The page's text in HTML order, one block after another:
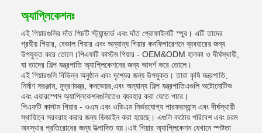
অ্যাপ্লিকেশনঃ
এই গিয়ারগুলির দাঁত পিচটি স্ট্যান্ডার্ড এবং দাঁত প্রোফাইলটি স্পুর। এটি তাদের
গ্রহীয় গিয়ার, বেভাল গিয়ার এবং অন্যান্য গিয়ার কনফিগারেশনে ব্যবহারের জন্য
উপযুক্ত করে তোলে।পিএফটি কাস্টম গিয়ার - OEM&ODM হালকা ও দীর্ঘস্থায়ী,
যা তাদের শিল্প যন্ত্রপাতি অ্যাপ্লিকেশনের জন্য আদর্শ করে তোলে।
এই গিয়ারগুলি বিভিন্ন অনুষ্ঠান এবং দৃশ্যের জন্য উপযুক্ত। তারা কৃষি যন্ত্রপাতি,
নির্মাণ সরঞ্জাম, মুদ্রণযন্ত্র, কনভেয়র,এবং অন্যান্য শিল্প যন্ত্রপাতিএগুলি অটোমোটিভ
এবং এয়ারস্পেস অ্যাপ্লিকেশনগুলিতেও ব্যবহার করা যেতে পারে।
পিএফটি কাস্টম গিয়ার - ওএম এবং ওডিএম নির্ভরযোগ্য পারফরম্যান্স এবং দীর্ঘস্থায়ী
স্থায়িত্ব সরবরাহ করার জন্য ডিজাইন করা হয়েছে। এগুলি কঠোর পরিবেশ এবং চরম
অবস্থার প্রতিরোধের জন্য উত্পাদিত হয়।এই গিয়ার অ্যাপ্লিকেশন যেখানে স্পষ্টতা